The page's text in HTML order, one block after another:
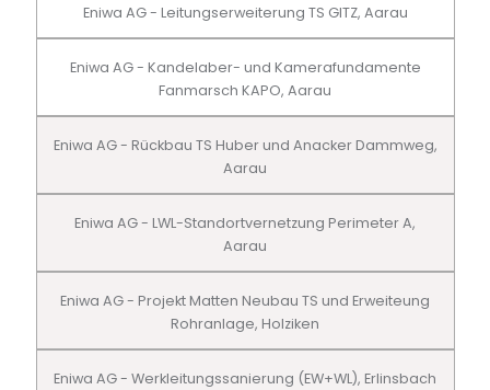
Eniwa AG - Leitungserweiterung TS GITZ, Aarau
Eniwa AG - Kandelaber- und Kamerafundamente
Fanmarsch KAPO, Aarau
Eniwa AG - Rückbau TS Huber und Anacker Dammweg,
Aarau
Eniwa AG - LWL-Standortvernetzung Perimeter A,
Aarau
Eniwa AG - Projekt Matten Neubau TS und Erweiteung
Rohranlage, Holziken
Eniwa AG - Werkleitungssanierung (EW+WL), Erlinsbach